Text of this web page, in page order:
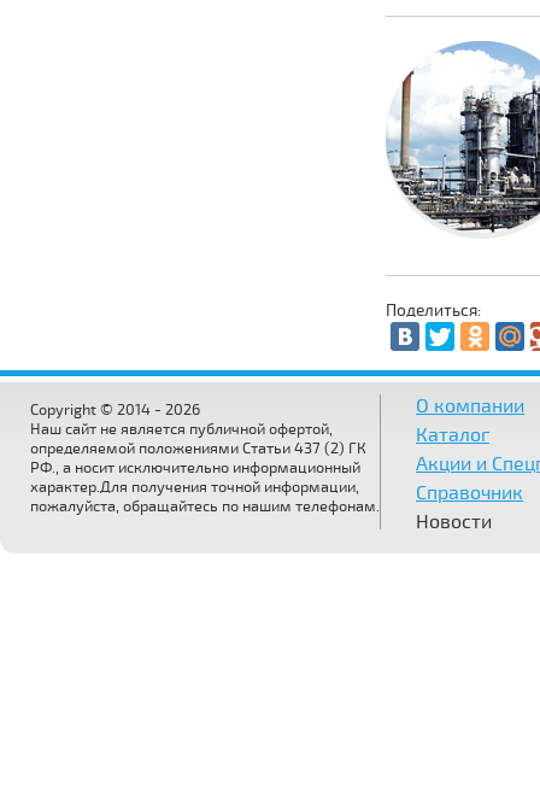
Поделиться:
Copyright © 2014 - 2026
Наш сайт не является публичной офертой,
определяемой положениями Статьи 437 (2) ГК
РФ., а носит исключительно информационный
характер.Для получения точной информации,
пожалуйста, обращайтесь по нашим телефонам.
О компании
Каталог
Акции и
Справочник
Новости